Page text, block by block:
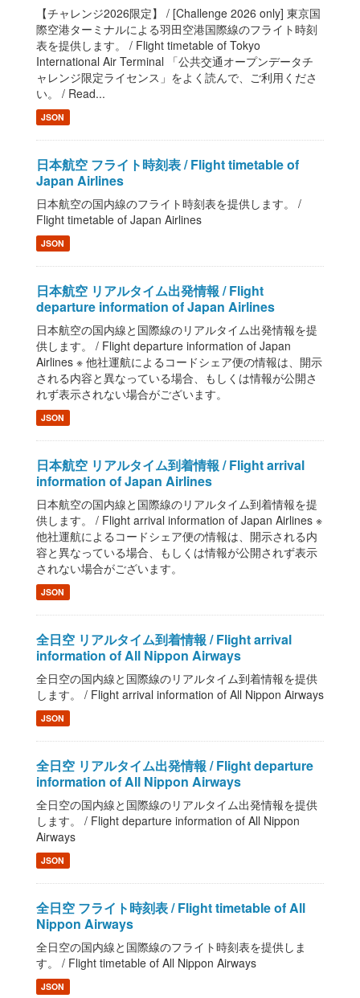
【チャレンジ2026限定】 / [Challenge 2026 only] 東京国
際空港ターミナルによる羽田空港国際線のフライト時刻
表を提供します。 / Flight timetable of Tokyo
International Air Terminal 「公共交通オープンデータチ
ャレンジ限定ライセンス」をよく読んで、ご利用くださ
い。 / Read...
JSON
日本航空 フライト時刻表 / Flight timetable of
Japan Airlines
日本航空の国内線のフライト時刻表を提供します。 /
Flight timetable of Japan Airlines
JSON
日本航空 リアルタイム出発情報 / Flight
departure information of Japan Airlines
日本航空の国内線と国際線のリアルタイム出発情報を提
供します。 / Flight departure information of Japan
Airlines ※ 他社運航によるコードシェア便の情報は、開示
される内容と異なっている場合、もしくは情報が公開さ
れず表示されない場合がございます。
JSON
日本航空 リアルタイム到着情報 / Flight arrival
information of Japan Airlines
日本航空の国内線と国際線のリアルタイム到着情報を提
供します。 / Flight arrival information of Japan Airlines ※
他社運航によるコードシェア便の情報は、開示される内
容と異なっている場合、もしくは情報が公開されず表示
されない場合がございます。
JSON
全日空 リアルタイム到着情報 / Flight arrival
information of All Nippon Airways
全日空の国内線と国際線のリアルタイム到着情報を提供
します。 / Flight arrival information of All Nippon Airways
JSON
全日空 リアルタイム出発情報 / Flight departure
information of All Nippon Airways
全日空の国内線と国際線のリアルタイム出発情報を提供
します。 / Flight departure information of All Nippon
Airways
JSON
全日空 フライト時刻表 / Flight timetable of All
Nippon Airways
全日空の国内線と国際線のフライト時刻表を提供しま
す。 / Flight timetable of All Nippon Airways
JSON